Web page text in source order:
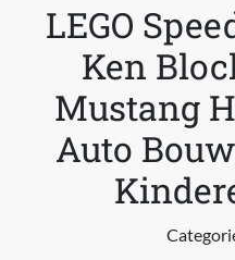
LEGO
Ken
Mustang
Auto